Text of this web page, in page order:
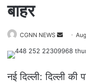
बाहर
CGNN NEWS
e
d
नई दिल्ली: दिल्ली की